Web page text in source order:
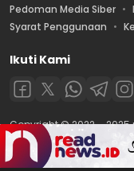
Pedoman Media Siber
Syarat Penggunaan
Ikuti Kami
Copyright © 2022 – 2025